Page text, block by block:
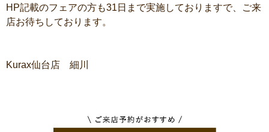
HP記載のフェアの方も31日まで実施しておりますで、ご来
店お待ちしております。
Kurax仙台店 細川